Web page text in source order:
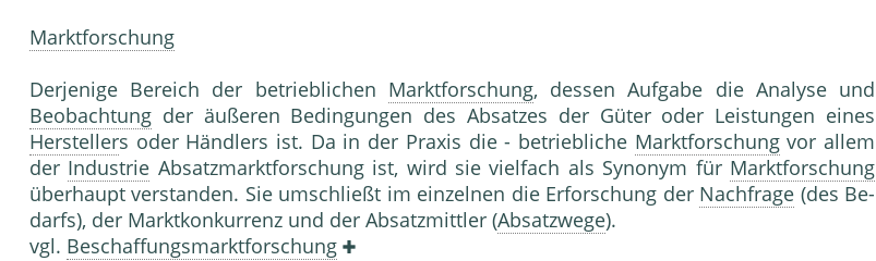
Marktforschung
Derjenige Bereich der betrieblichen Marktforschung, dessen Aufga­be die Analyse und
Beobachtung der äußeren Bedingungen des Absatzes der Güter oder Lei­stungen eines
Herstellers oder Händlers ist. Da in der Praxis die - betriebliche Marktforschungvor allem
der Industrie Absatzmarktforschung ist, wird sie vielfach als Synonym für Marktforschung
überhaupt verstanden. Sie umschließt im einzel­nen die Erforschung der Nachfrage (des Be­
darfs), der Marktkonkurrenz und der Absatzmitt­ler (Absatzwege).
vgl. Beschaffungsmarktforschung